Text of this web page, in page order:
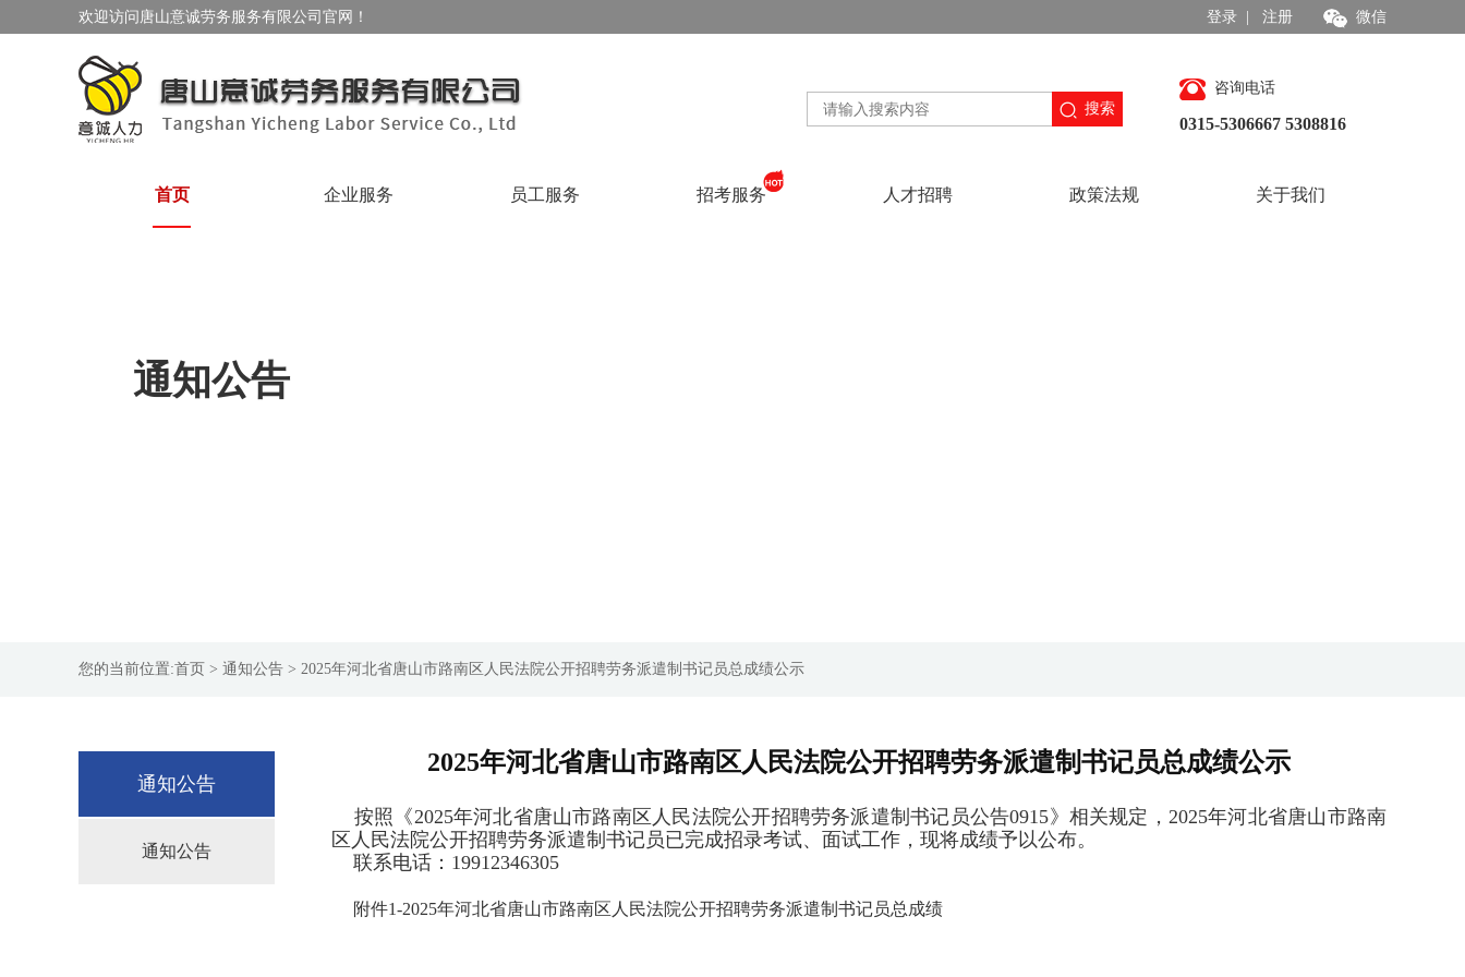
欢迎访问唐山意诚劳务服务有限公司官网！ 登录 注册 微信
搜索
咨询电话
0315-5306667 5308816
首页 企业服务 员工服务 招考服务 人才招聘 政策法规 关于我们
通知公告
您的当前位置:首页 > 通知公告 > 2025年河北省唐山市路南区人民法院公开招聘劳务派遣制书记员总成绩公示
通知公告
通知公告
2025年河北省唐山市路南区人民法院公开招聘劳务派遣制书记员总成绩公示
按照《2025年河北省唐山市路南区人民法院公开招聘劳务派遣制书记员公告0915》相关规定，2025年河北省唐山市路南
区人民法院公开招聘劳务派遣制书记员已完成招录考试、面试工作，现将成绩予以公布。
联系电话：19912346305
附件1-2025年河北省唐山市路南区人民法院公开招聘劳务派遣制书记员总成绩